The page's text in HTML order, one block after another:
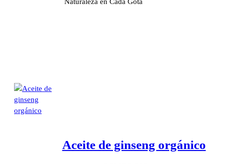
Aceite de ginseng orgánico